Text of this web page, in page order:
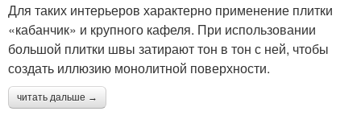
Для таких интерьеров характерно применение плитки
«кабанчик» и крупного кафеля. При использовании
большой плитки швы затирают тон в тон с ней, чтобы
создать иллюзию монолитной поверхности.
читать дальше →